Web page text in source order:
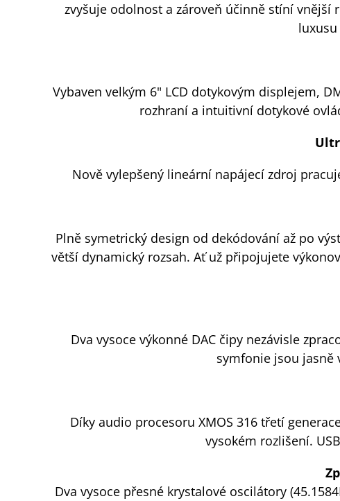
zvyšuje odolnost a zároveň účinně stíní vnější
Vybaven velkým 6" LCD dotykovým displejem,
rozhraní a intuitivní dotykové
Nově vylepšený lineární napájecí zdroj
Plně symetrický design od dekódování až po
větší dynamický rozsah. Ať už připojujete
Dva vysoce výkonné DAC čipy nezávisle
symfonie jsou jasně
Díky audio procesoru XMOS 316 třetí
vysokém rozlišení.
Dva vysoce přesné krystalové oscilátory